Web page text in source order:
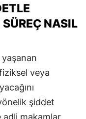
NASIL
veya
şiddet
adli makamlar